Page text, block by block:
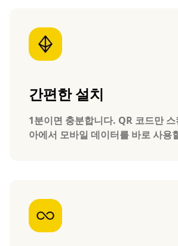
간편한 설치
1분이면 충분합니다. QR 코드만
아에서 모바일 데이터를 바로 사용